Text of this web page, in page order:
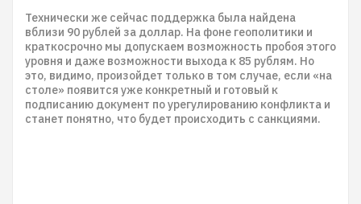
Технически же сейчас поддержка была найдена
вблизи 90 рублей за доллар. На фоне геополитики и
краткосрочно мы допускаем возможность пробоя этого
уровня и даже возможности выхода к 85 рублям. Но
это, видимо, произойдет только в том случае, если «на
столе» появится уже конкретный и готовый к
подписанию документ по урегулированию конфликта и
станет понятно, что будет происходить с санкциями.